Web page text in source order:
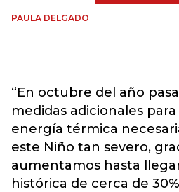
PAULA DELGADO
“En octubre del año
medidas adicionales
energía térmica
este Niño tan severo,
aumentamos hasta
histórica de cerca de